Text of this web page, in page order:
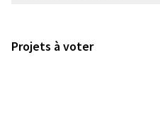
Projets à voter